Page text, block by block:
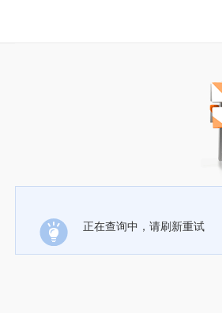
正在查询中，请刷新重试